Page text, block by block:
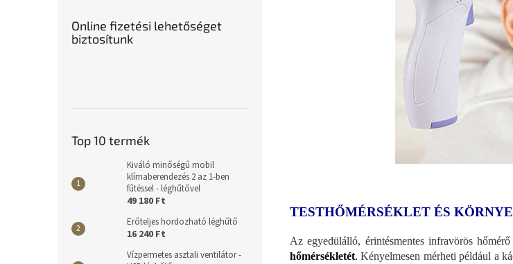
Online fizetési lehetőséget
biztosítunk
Top 10 termék
Kiváló minőségű mobil
klímaberendezés 2 az 1-ben
fűtéssel - léghűtővel
49 180 Ft
Erőteljes hordozható léghűtő
16 240 Ft
Vízpermetes asztali ventilátor -
TESTHŐMÉRSÉKLET ÉS
Az egyedülálló, érintésmentes infravörös
hőmérsékletét. Kényelmesen mérheti például a